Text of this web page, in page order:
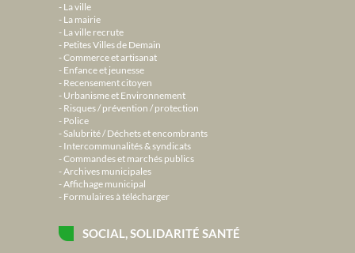
La ville
La mairie
La ville recrute
Petites Villes de Demain
Commerce et artisanat
Enfance et jeunesse
Recensement citoyen
Urbanisme et Environnement
Risques / prévention / protection
Police
Salubrité / Déchets et encombrants
Intercommunalités & syndicats
Commandes et marchés publics
Archives municipales
Affichage municipal
Formulaires à télécharger
SOCIAL, SOLIDARITÉ SANTÉ